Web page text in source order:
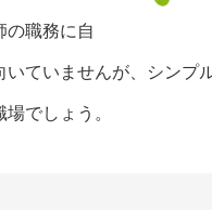
の職務に自
いていませんが、シンプ
でしょう。